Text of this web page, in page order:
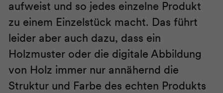
aufweist und so jedes einzelne Produkt
zu einem Einzelstück macht. Das führt
leider aber auch dazu, dass ein
Holzmuster oder die digitale Abbildung
von Holz immer nur annähernd die
Struktur und Farbe des echten Produkts